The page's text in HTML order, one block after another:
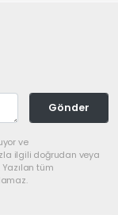
Gönder
ve
ilgili doğrudan veya
tüm